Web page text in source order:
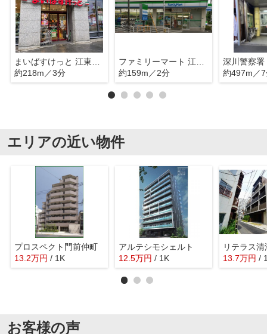
約218m／3分
約159m／2分
約497m／
エリアの近い物件
プロスペクト門前仲町
13.2万円 / 1K
アルテシモシェルト
12.5万円 / 1K
リテラス
13.7万円 /
お客様の声